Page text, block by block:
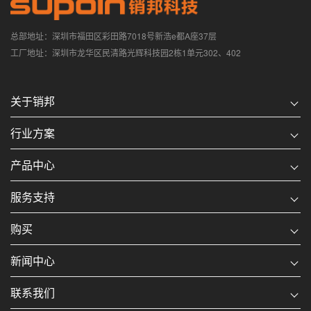
总部地址：深圳市福田区彩田路7018号新浩e都A座37层
工厂地址：深圳市龙华区民清路光辉科技园2栋1单元302、402
关于销邦
行业方案
产品中心
服务支持
购买
新闻中心
联系我们